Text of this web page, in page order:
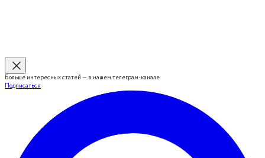
Больше интересных статей — в нашем телеграм-канале
Подписаться